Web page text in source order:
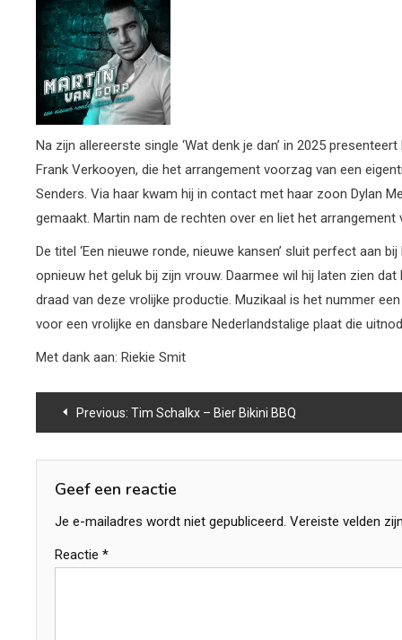
Na zijn allereerste single ‘Wat denk je dan’ in 2025
Frank Verkooyen, die het arrangement voorzag van een
Senders. Via haar kwam hij in contact met haar zoon Dylan
gemaakt. Martin nam de rechten over en liet het
De titel ‘Een nieuwe ronde, nieuwe kansen’ sluit perfect aan
opnieuw het geluk bij zijn vrouw. Daarmee wil hij laten zien
draad van deze vrolijke productie. Muzikaal is het nummer
voor een vrolijke en dansbare Nederlandstalige plaat die
Met dank aan: Riekie Smit
Bericht
navigatie
Previous: Tim Schalkx – Bier Bikini BBQ
Geef een reactie
Je e-mailadres wordt niet gepubliceerd. Vereiste velden
Reactie *